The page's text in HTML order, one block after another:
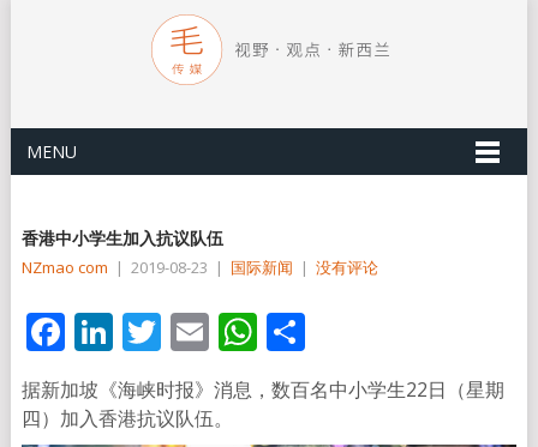
MENU
香港中小学生加入抗议队伍
NZmao com | 2019-08-23 | 国际新闻 | 没有评论
Facebook
LinkedIn
Twitter
EmailWhatsApp
分
享
据新加坡《海峡时报》消息，数百名中小学生22日（星期
四）加入香港抗议队伍。